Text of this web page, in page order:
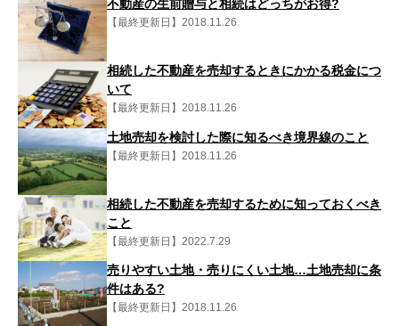
不動産の生前贈与と相続はどっちがお得?
【最終更新日】2018.11.26
相続した不動産を売却するときにかかる税金につ
いて
【最終更新日】2018.11.26
土地売却を検討した際に知るべき境界線のこと
【最終更新日】2018.11.26
相続した不動産を売却するために知っておくべき
こと
【最終更新日】2022.7.29
売りやすい土地・売りにくい土地…土地売却に条
件はある?
【最終更新日】2018.11.26